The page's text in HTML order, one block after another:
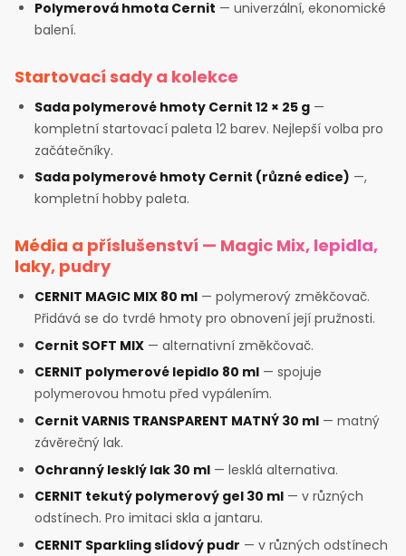
Polymerová hmota Cernit — univerzální, ekonomické
balení.
Startovací sady a kolekce
Sada polymerové hmoty Cernit 12 × 25 g —
kompletní startovací paleta 12 barev. Nejlepší volba pro
začátečníky.
Sada polymerové hmoty Cernit (různé edice) —,
kompletní hobby paleta.
Média a příslušenství — Magic Mix, lepidla,
laky, pudry
CERNIT MAGIC MIX 80 ml — polymerový změkčovač.
Přidává se do tvrdé hmoty pro obnovení její pružnosti.
Cernit SOFT MIX — alternativní změkčovač.
CERNIT polymerové lepidlo 80 ml — spojuje
polymerovou hmotu před vypálením.
Cernit VARNIS TRANSPARENT MATNÝ 30 ml — matný
závěrečný lak.
Ochranný lesklý lak 30 ml — lesklá alternativa.
CERNIT tekutý polymerový gel 30 ml — v různých
odstínech. Pro imitaci skla a jantaru.
CERNIT Sparkling slídový pudr — v různých odstínech